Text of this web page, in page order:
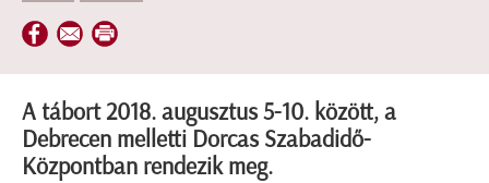
A tábort 2018. augusztus 5-10. között, a
Debrecen melletti Dorcas Szabadidő-
Központban rendezik meg.